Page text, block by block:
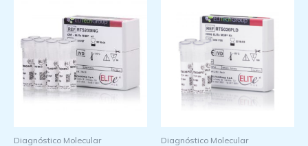
Diagnóstico Molecular Diagnóstico Molecular